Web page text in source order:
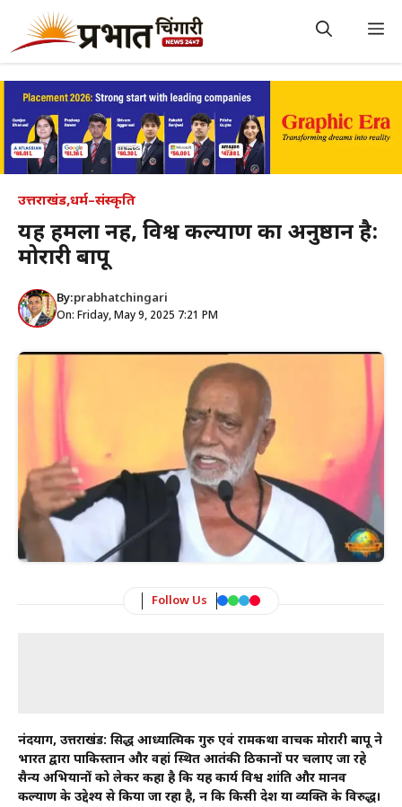
content
उत्तराखंड,धर्म–संस्कृति
यह हमला नहीं, विश्व कल्याण का अनुष्ठान है:
मोरारी बापू
By:prabhatchingari
On: Friday, May 9, 2025 7:21 PM
Follow Us
नंदप्रयाग, उत्तराखंड: प्रसिद्ध आध्यात्मिक गुरु एवं रामकथा वाचक मोरारी बापू ने
भारत द्वारा पाकिस्तान और वहां स्थित आतंकी ठिकानों पर चलाए जा रहे
सैन्य अभियानों को लेकर कहा है कि यह कार्य विश्व शांति और मानव
कल्याण के उद्देश्य से किया जा रहा है, न कि किसी देश या व्यक्ति के विरुद्ध।